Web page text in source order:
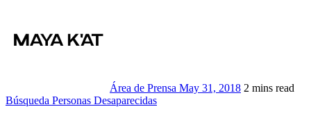
Área de Prensa May 31, 2018 2 mins read
Búsqueda Personas Desaparecidas